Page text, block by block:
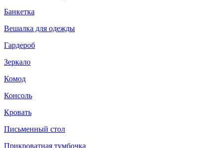
Банкетка
Вешалка для одежды
Гардероб
Зеркало
Комод
Консоль
Кровать
Письменный стол
Прикроватная тумбочка